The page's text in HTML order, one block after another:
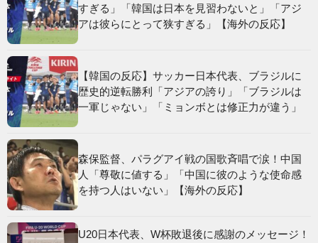
すぎる」「韓国は日本を見習わないと」「アジ
アは彼らにとって狭すぎる」【海外の反応】
【韓国の反応】サッカー日本代表、ブラジルに
歴史的逆転勝利「アジアの誇り」「ブラジルは
一軍じゃない」「ミョンボとは修正力が違う」
森保監督、パラグアイ戦の国歌斉唱で涙！中国
人「尊敬に値する」「中国に彼のような使命感
を持つ人はいない」【海外の反応】
U20日本代表、W杯敗退後に感謝のメッセージ！